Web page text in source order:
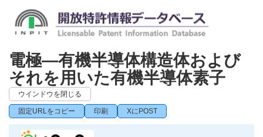
電極―有機半導体構造体および
それを用いた有機半導体素子
ウインドウを閉じる
固定URLをコピー 印刷 XにPOST